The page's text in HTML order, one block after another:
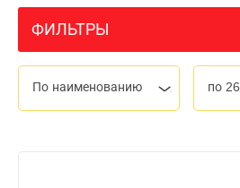
ФИЛЬТРЫ
По наименованию по 26